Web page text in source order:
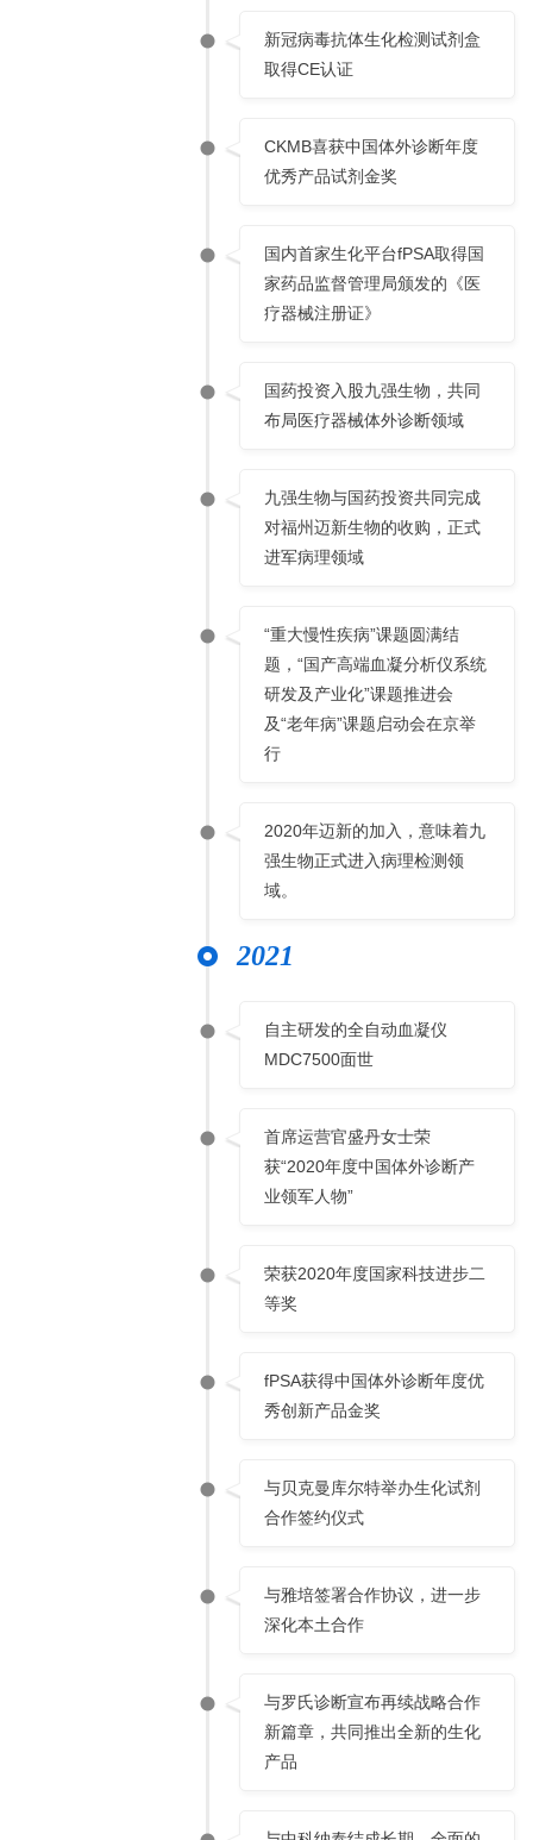
新冠病毒抗体生化检测试剂盒
取得CE认证
CKMB喜获中国体外诊断年度
优秀产品试剂金奖
国内首家生化平台fPSA取得国
家药品监督管理局颁发的《医
疗器械注册证》
国药投资入股九强生物，共同
布局医疗器械体外诊断领域
九强生物与国药投资共同完成
对福州迈新生物的收购，正式
进军病理领域
“重大慢性疾病”课题圆满结
题，“国产高端血凝分析仪系统
研发及产业化”课题推进会
及“老年病”课题启动会在京举
行
2020年迈新的加入，意味着九
强生物正式进入病理检测领
域。
2021
自主研发的全自动血凝仪
MDC7500面世
首席运营官盛丹女士荣
获“2020年度中国体外诊断产
业领军人物”
荣获2020年度国家科技进步二
等奖
fPSA获得中国体外诊断年度优
秀创新产品金奖
与贝克曼库尔特举办生化试剂
合作签约仪式
与雅培签署合作协议，进一步
深化本土合作
与罗氏诊断宣布再续战略合作
新篇章，共同推出全新的生化
产品